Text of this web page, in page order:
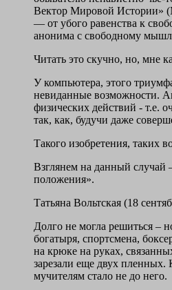
Вектор Мировой Истории»
— от убого равенства к
анонима с свободному
Читать это скучно, но, мне
У компьютера, этого
невиданные возможности.
физических действий - т.е.
так, как, будучи даже
Такого изобретения, таких
Взглянем на данный случай
положения».
Татьяна Вольтская (18
Долго не могла решиться –
богатыря, спортсмена,
на крюке на руках,
зарезали еще двух пленных.
мучителям стало не до него.